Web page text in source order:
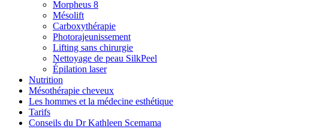
Morpheus 8
Mésolift
Carboxythérapie
Photorajeunissement
Lifting sans chirurgie
Nettoyage de peau SilkPeel
Épilation laser
Nutrition
Mésothérapie cheveux
Les hommes et la médecine esthétique
Tarifs
Conseils du Dr Kathleen Scemama